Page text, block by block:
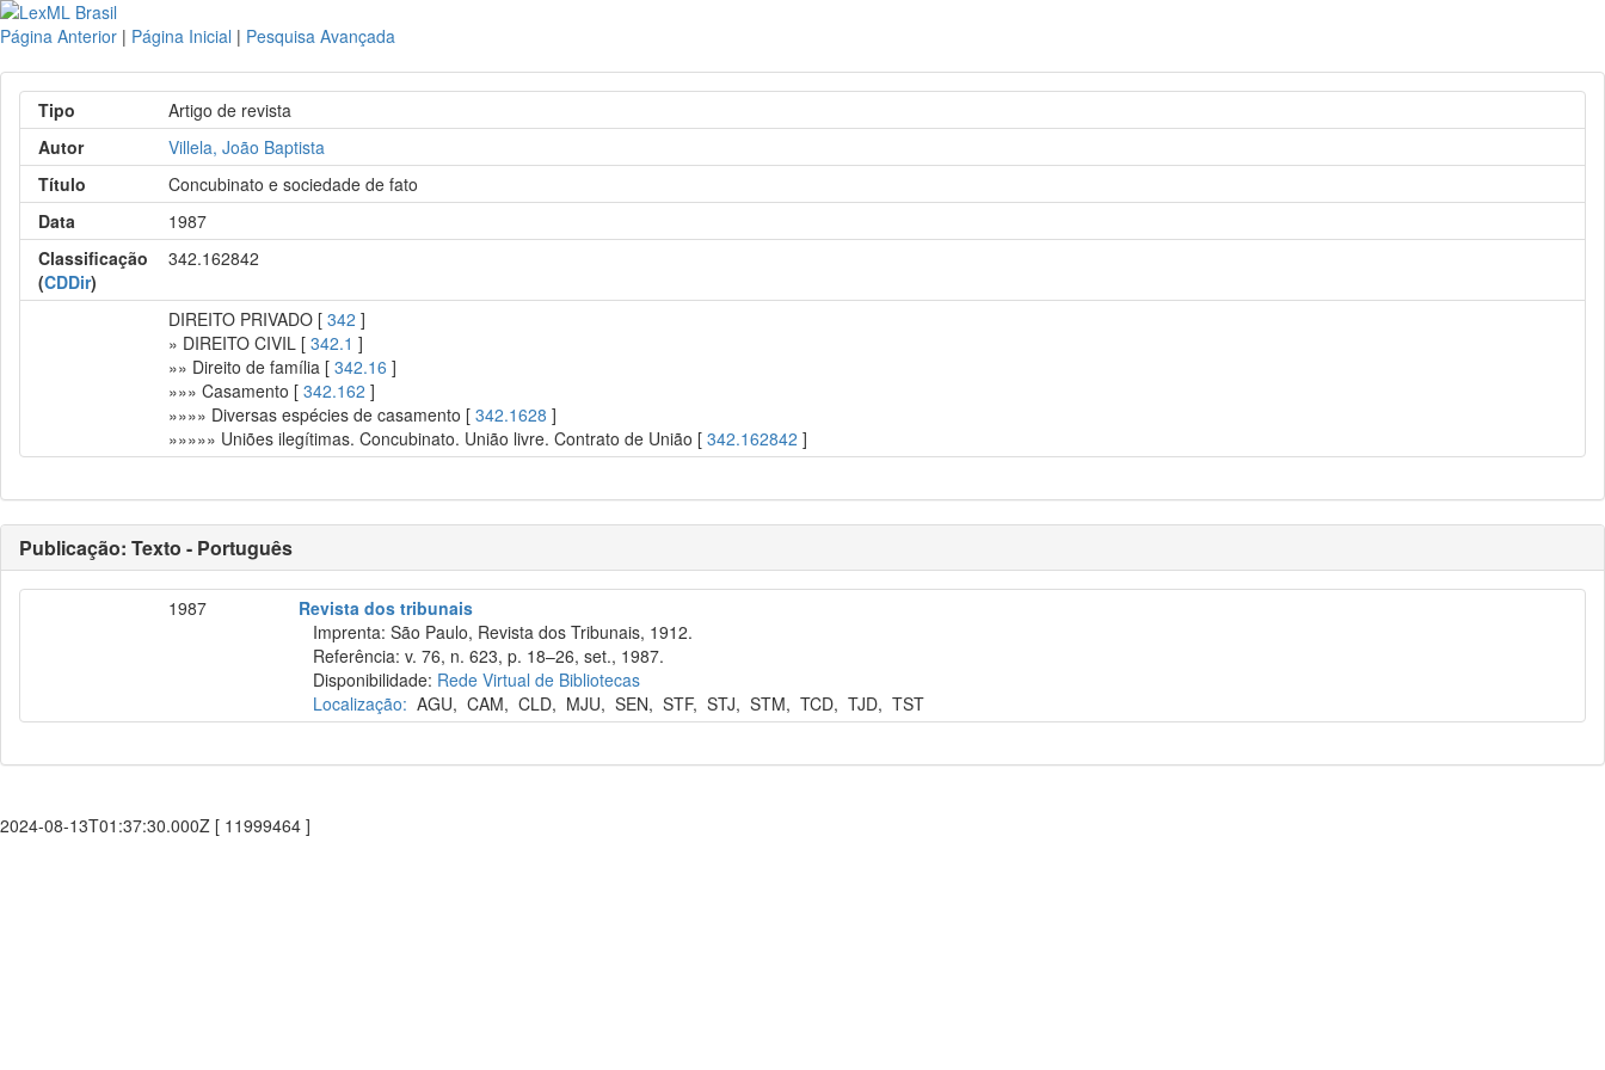
Página Anterior | Página Inicial | Pesquisa Avançada
Tipo
Artigo de revista
Autor
Villela, João Baptista
Título
Concubinato e sociedade de fato
Data
1987
Classificação
(CDDir)
342.162842
DIREITO PRIVADO [342 ]
» DIREITO CIVIL [342.1 ]
»» Direito de família [342.16 ]
»»» Casamento [342.162 ]
»»»» Diversas espécies de casamento [342.1628 ]
»»»»» Uniões ilegítimas. Concubinato. União livre. Contrato de União [342.162842 ]
Publicação: Texto - Português
1987
Revista dos tribunais
Imprenta: São Paulo, Revista dos Tribunais, 1912.
Referência: v. 76, n. 623, p. 18–26, set., 1987.
Disponibilidade: Rede Virtual de Bibliotecas
Localização: AGU,CAM,CLD, MJU,SEN,STF,STJ,STM,TCD,TJD,TST
2024-08-13T01:37:30.000Z [ 11999464 ]